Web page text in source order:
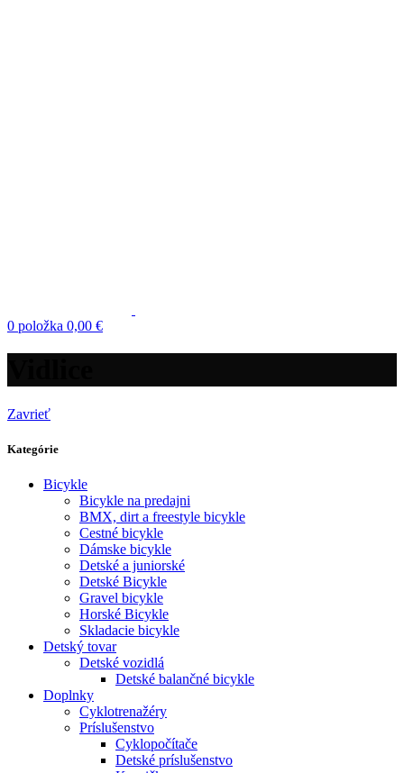
0 položka 0,00 €
Zavrieť
Kategórie
Bicykle
Bicykle na predajni
BMX, dirt a freestyle bicykle
Cestné bicykle
Dámske bicykle
Detské a juniorské
Detské Bicykle
Gravel bicykle
Horské Bicykle
Skladacie bicykle
Detský tovar
Detské vozidlá
Detské balančné bicykle
Doplnky
Cyklotrenažéry
Príslušenstvo
Cyklopočítače
Detské príslušenstvo